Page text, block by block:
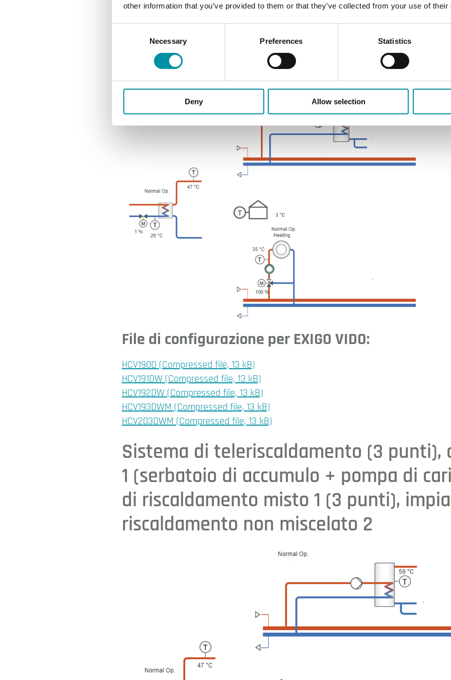
other information that you’ve provided to them or that they’ve collected from your use of
Necessary Preferences Statistics
Deny Allow selection
Sistema di teleriscaldamento (3 punti),
1 (serbatoio di accumulo + pompa di
di riscaldamento misto 1
File di configurazione per EXIGO VIDO:
HCV190D (Compressed file, 13 kB)
HCV191DW (Compressed file, 13 kB)
HCV192DW (Compressed file, 13 kB)
HCV193DWM (Compressed file, 13 kB)
HCV203DWM (Compressed file, 13 kB)
Sistema di teleriscaldamento (3 punti),
1 (serbatoio di accumulo + pompa di
di riscaldamento misto 1 (3 punti),
riscaldamento non miscelato 2